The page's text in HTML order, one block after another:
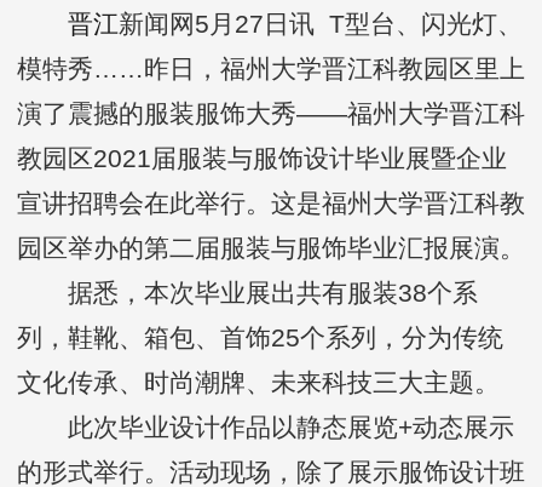
晋江新闻网5月27日讯 T型台、闪光灯、
模特秀……昨日，福州大学晋江科教园区里上
演了震撼的服装服饰大秀——福州大学晋江科
教园区2021届服装与服饰设计毕业展暨企业
宣讲招聘会在此举行。这是福州大学晋江科教
园区举办的第二届服装与服饰毕业汇报展演。
据悉，本次毕业展出共有服装38个系
列，鞋靴、箱包、首饰25个系列，分为传统
文化传承、时尚潮牌、未来科技三大主题。
此次毕业设计作品以静态展览+动态展示
的形式举行。活动现场，除了展示服饰设计班